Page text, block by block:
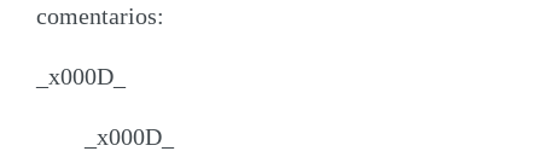
comentarios:
_x000D_
_x000D_